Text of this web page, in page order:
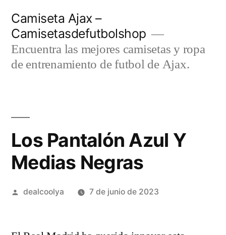
contenido
Camiseta Ajax –
Camisetasdefutbolshop
Encuentra las mejores camisetas y ropa
de entrenamiento de futbol de Ajax.
Los Pantalón Azul Y
Medias Negras
Publicado
dealcoolya 7 de junio de 2023